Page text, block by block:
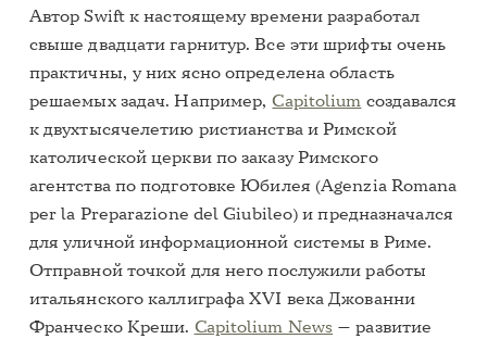
Автор Swift к настоящему времени разработал
свыше двадцати гарнитур. Все эти шрифты очень
практичны, у них ясно определена область
решаемых задач. Например,Capitolium создавался
к двухтысячелетию ристианства и Римской
католической церкви по заказу Римского
агентства по подготовке Юбилея (Agenzia Romana
per la Preparazione del Giubileo) и предназначался
для уличной информационной системы в Риме.
Отправной точкой для него послужили работы
итальянского каллиграфа XVI века Джованни
Франческо Креши. Capitolium News — развитие